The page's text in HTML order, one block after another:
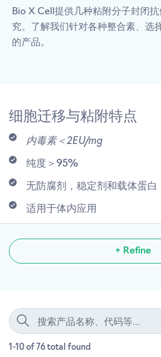
Bio X Cell提供几种粘附分子封闭
究。了解我们针对各种整合素、选
的产品。
细胞迁移与粘附特点
内毒素＜2EU/mg
纯度＞95%
无防腐剂，稳定剂和载体蛋白
适用于体内应用
+ Refine
1-10 of 76 total found